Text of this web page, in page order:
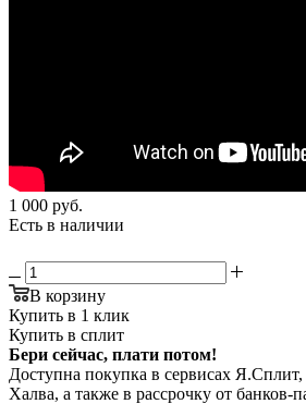
1 000 руб.
Есть в наличии
В корзину
Купить в 1 клик
Купить в сплит
Бери сейчас, плати потом!
Доступна покупка в сервисах
Халва, а также в рассрочку от банков-